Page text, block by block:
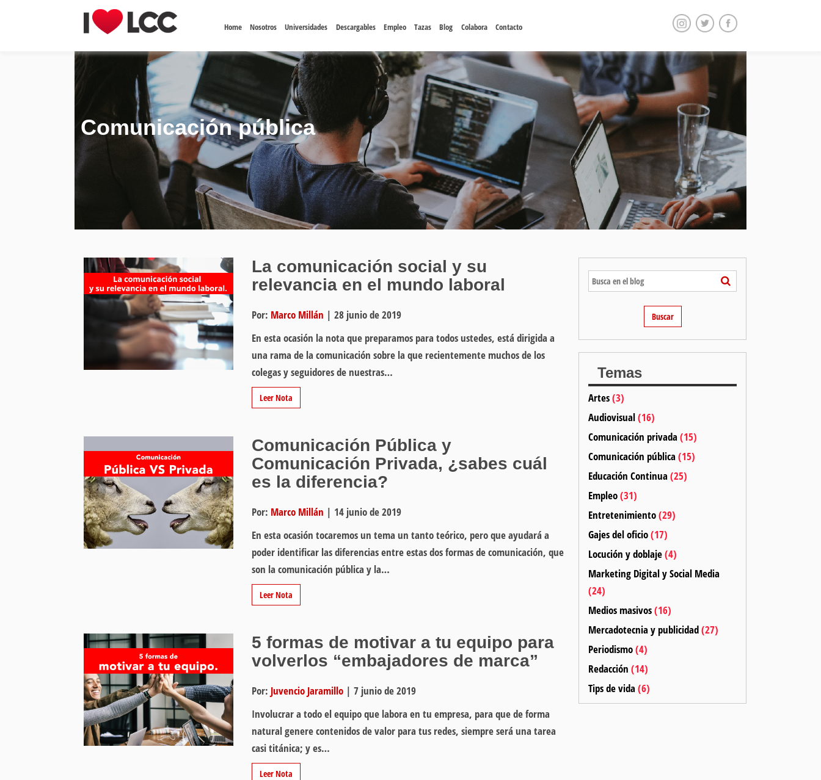
Home Nosotros Universidades Descargables Empleo Tazas Blog Colabora Contacto
Comunicación pública
La comunicación social y su
relevancia en el mundo laboral
Por: Marco Millán | 28 junio de 2019
En esta ocasión la nota que preparamos para todos ustedes, está dirigida a
una rama de la comunicación sobre la que recientemente muchos de los
colegas y seguidores de nuestras…
Leer Nota
Comunicación Pública y
Comunicación Privada, ¿sabes cuál
es la diferencia?
Por: Marco Millán | 14 junio de 2019
En esta ocasión tocaremos un tema un tanto teórico, pero que ayudará a
poder identificar las diferencias entre estas dos formas de comunicación, que
son la comunicación pública y la…
Leer Nota
5 formas de motivar a tu equipo para
volverlos “embajadores de marca”
Por: Juvencio Jaramillo | 7 junio de 2019
Involucrar a todo el equipo que labora en tu empresa, para que de forma
natural genere contenidos de valor para tus redes, siempre será una tarea
casi titánica; y es…
Leer Nota
Temas
Artes(3)
Audiovisual(16)
Comunicación privada(15)
Comunicación pública(15)
Educación Continua(25)
Empleo(31)
Entretenimiento(29)
Gajes del oficio(17)
Locución y doblaje(4)
Marketing Digital y Social Media
(24)
Medios masivos(16)
Mercadotecnia y publicidad(27)
Periodismo(4)
Redacción (14)
Tips de vida(6)